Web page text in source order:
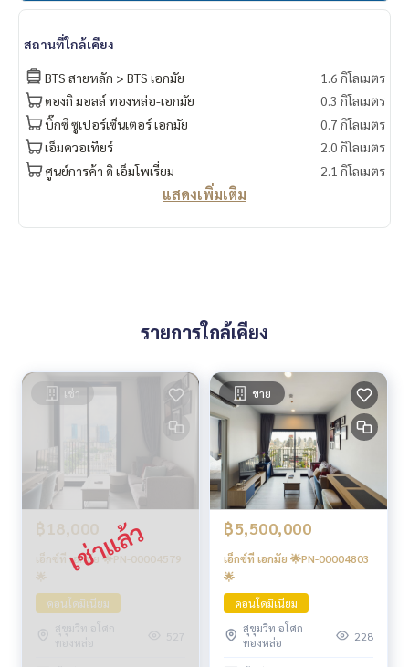
สถานที่ใกล้เคียง
BTS สายหลัก > BTS เอกมัย
1.6 กิโลเมตร
ดองกิ มอลล์ ทองหล่อ-เอกมัย
0.3 กิโลเมตร
บิ๊กซี ซูเปอร์เซ็นเตอร์ เอกมัย
0.7 กิโลเมตร
เอ็มควอเทียร์
2.0 กิโลเมตร
ศูนย์การค้า ดิ เอ็มโพเรี่ยม
2.1 กิโลเมตร
แสดงเพิ่มเติม
รายการใกล้เคียง
เช่า
฿18,000
เอ็กซ์ที เอกมัย 🌟PN-00004579
🌟
คอนโดมิเนียม
สุขุมวิท อโศก
ทองหล่อ
527
ขาย
฿5,500,000
เอ็กซ์ที เอกมัย 🌟PN-00004803
🌟
คอนโดมิเนียม
สุขุมวิท อโศก
ทองหล่อ
228